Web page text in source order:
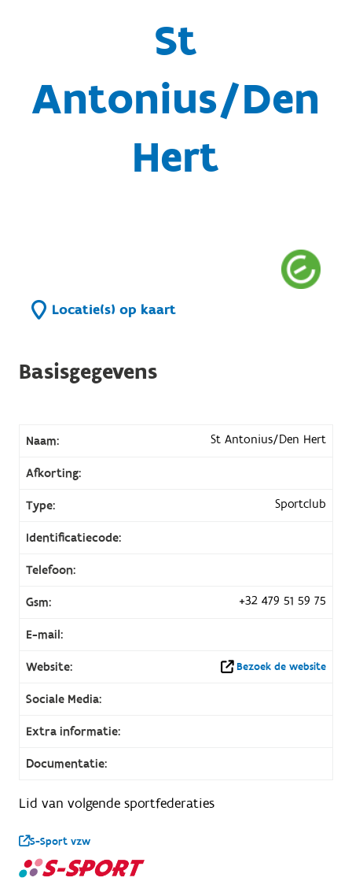
St
Antonius/Den
Hert
Locatie(s) op kaart
Basisgegevens
Naam: St Antonius/Den Hert
Afkorting:
Type: Sportclub
Identificatiecode:
Telefoon:
Gsm: +32 479 51 59 75
E-mail:
Website: Bezoek de website
Sociale Media:
Extra informatie:
Documentatie:
Lid van volgende sportfederaties
S-Sport vzw